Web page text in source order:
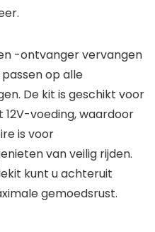
-ontvanger vervangen
op alle
De kit is geschikt voor
voeding, waardoor
is voor
van veilig rijden.
kunt u achteruit
gemoedsrust.